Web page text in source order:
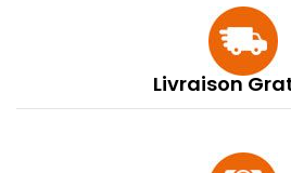
Livraison